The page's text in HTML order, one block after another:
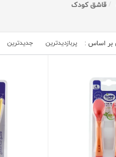
قاشق کودک
پربازدیدترین جدیدترین